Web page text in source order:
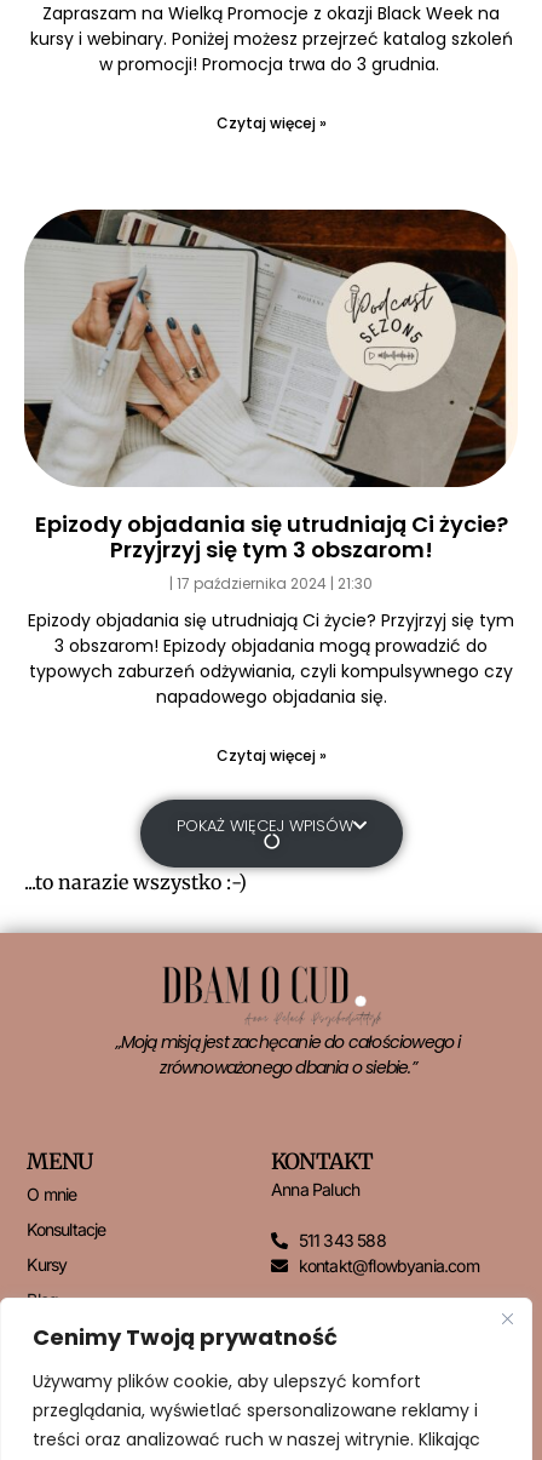
Cenimy Twoją prywatność
Używamy plików cookie, aby ulepszyć komfort
przeglądania, wyświetlać spersonalizowane reklamy i
treści oraz analizować ruch w naszej witrynie. Klikając
Zapraszam na Wielką Promocje z okazji Black Week na
kursy i webinary. Poniżej możesz przejrzeć katalog szkoleń
w promocji! Promocja trwa do 3 grudnia.
Czytaj więcej »
Epizody objadania się utrudniają Ci życie?
Przyjrzyj się tym 3 obszarom!
17 października 2024 21:30
Epizody objadania się utrudniają Ci życie? Przyjrzyj się tym
3 obszarom! Epizody objadania mogą prowadzić do
typowych zaburzeń odżywiania, czyli kompulsywnego czy
napadowego objadania się.
Czytaj więcej »
POKAŻ WIĘCEJ WPISÓW
...to narazie wszystko :-)
„Moją misją jest zachęcanie do całościowego i
zrównoważonego dbania o siebie.”
MENU
O mnie
Konsultacje
Kursy
Blog
Kontakt
KONTAKT
Anna Paluch
511 343 588
kontakt@flowbyania.com
NEWSLETTER